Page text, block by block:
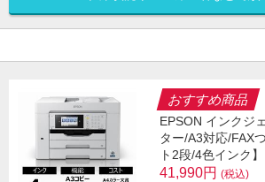
おすすめ商品
EPSON インクジ
ター/A3対応/FAX
ト2段/4色インク
41,990円 (税込)